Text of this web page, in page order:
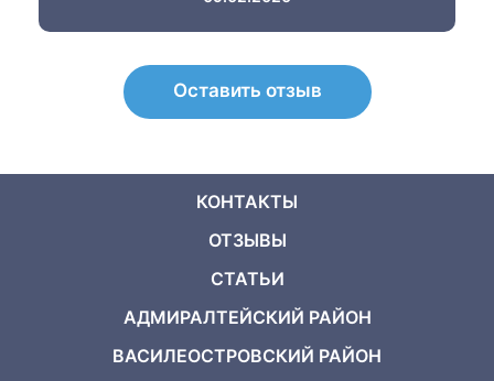
Оставить отзыв
КОНТАКТЫ
ОТЗЫВЫ
СТАТЬИ
АДМИРАЛТЕЙСКИЙ РАЙОН
ВАСИЛЕОСТРОВСКИЙ РАЙОН